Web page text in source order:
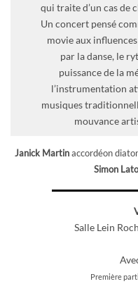
qui traite d’un cas de
Un concert pensé
movie aux
par la danse, le
puissance de la
l’instrumentation
musiques
mouvance
Janick Martinaccordéon
Simon
Salle Lein
Première